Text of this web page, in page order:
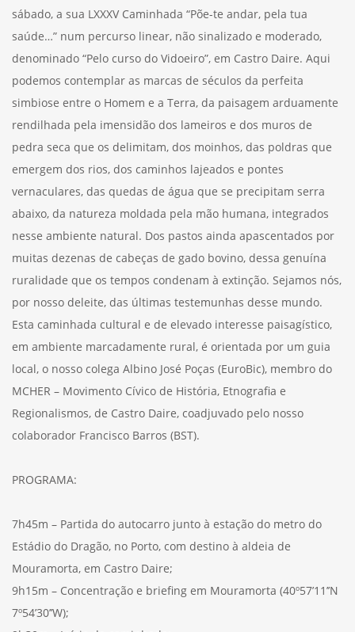
sábado, a sua LXXXV Caminhada “Põe-te andar, pela tua
saúde…” num percurso linear, não sinalizado e moderado,
denominado “Pelo curso do Vidoeiro”, em Castro Daire. Aqui
podemos contemplar as marcas de séculos da perfeita
simbiose entre o Homem e a Terra, da paisagem arduamente
rendilhada pela imensidão dos lameiros e dos muros de
pedra seca que os delimitam, dos moinhos, das poldras que
emergem dos rios, dos caminhos lajeados e pontes
vernaculares, das quedas de água que se precipitam serra
abaixo, da natureza moldada pela mão humana, integrados
nesse ambiente natural. Dos pastos ainda apascentados por
muitas dezenas de cabeças de gado bovino, dessa genuína
ruralidade que os tempos condenam à extinção. Sejamos nós,
por nosso deleite, das últimas testemunhas desse mundo.
Esta caminhada cultural e de elevado interesse paisagístico,
em ambiente marcadamente rural, é orientada por um guia
local, o nosso colega Albino José Poças (EuroBic), membro do
MCHER – Movimento Cívico de História, Etnografia e
Regionalismos, de Castro Daire, coadjuvado pelo nosso
colaborador Francisco Barros (BST).
PROGRAMA:
7h45m – Partida do autocarro junto à estação do metro do
Estádio do Dragão, no Porto, com destino à aldeia de
Mouramorta, em Castro Daire;
9h15m – Concentração e briefing em Mouramorta (40º57’11’’N
7º54’30’’W);